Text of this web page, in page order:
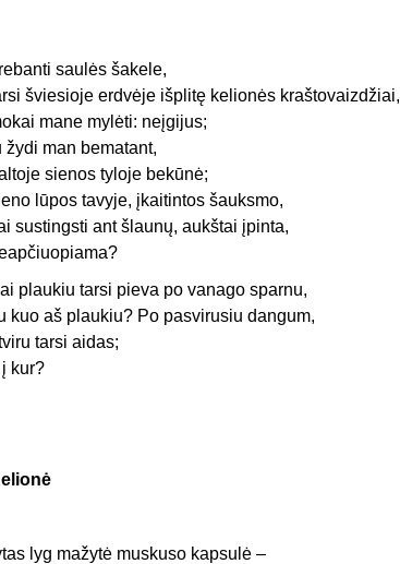
saulės šakele,
šviesioje erdvėje išplitę kelionės kraštovaizdžiai,
mane mylėti: neįgijus;
žydi man bematant,
sienos tyloje bekūnė;
lūpos tavyje, įkaitintos šauksmo,
sustingsti ant šlaunų, aukštai įpinta,
plaukiu tarsi pieva po vanago sparnu,
kuo aš plaukiu? Po pasvirusiu dangum,
tarsi aidas;
į kur?
lyg mažytė muskuso kapsulė –